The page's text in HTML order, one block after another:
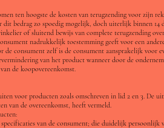
ten hoogste de kosten van terugzending voor zijn
dit bedrag zo spoedig mogelijk, doch uiterlijk binnen
of sluitend bewijs van complete terugzending
nadrukkelijk toestemming geeft voor een
consument zelf is de consument aansprakelijk voor
van het product wanneer door de
de koopovereenkomst.
voor producten zoals omschreven in lid 2 en 3. De
van de overeenkomst, heeft vermeld.
van de consument; die duidelijk persoonlijk